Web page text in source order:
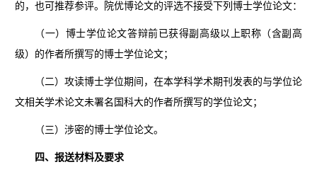
的，也可推荐参评。院优博论文的评选不接受下列博士学位论文：
（一）博士学位论文答辩前已获得副高级以上职称（含副高
级）的作者所撰写的博士学位论文；
（二）攻读博士学位期间，在本学科学术期刊发表的与学位论
文相关学术论文未署名国科大的作者所撰写的学位论文；
（三）涉密的博士学位论文。
四、报送材料及要求